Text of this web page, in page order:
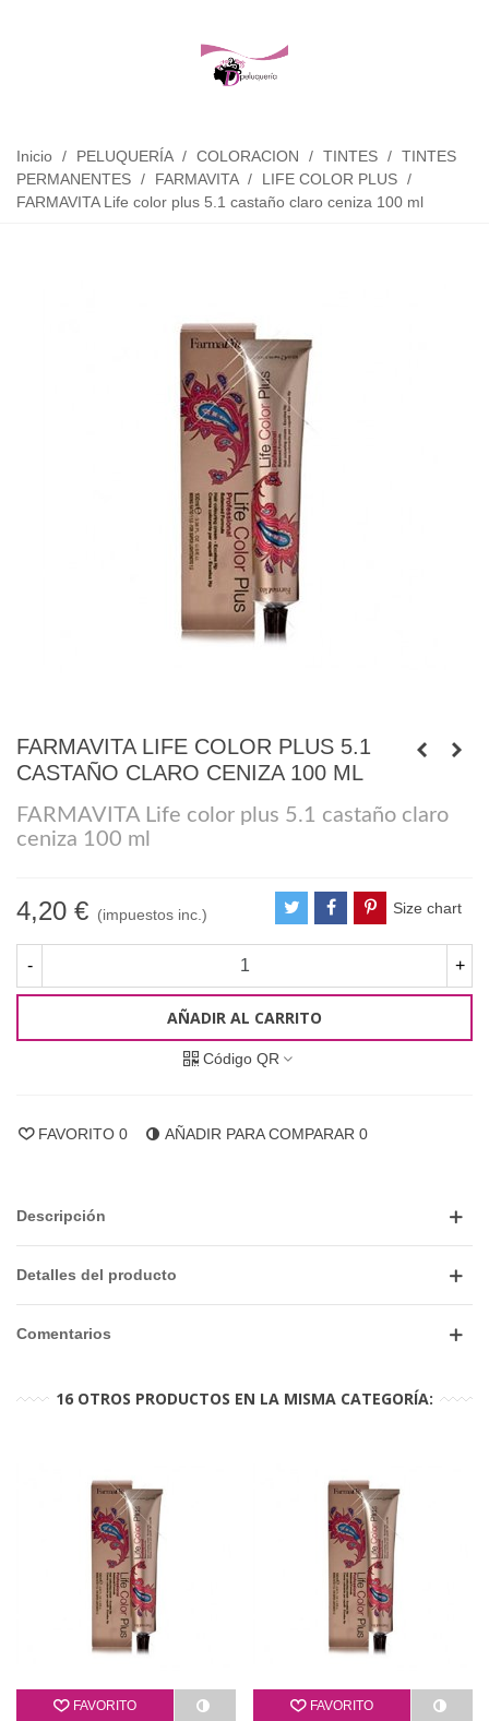
Inicio / PELUQUERÍA / COLORACION / TINTES / TINTES
PERMANENTES / FARMAVITA / LIFE COLOR PLUS /
FARMAVITA Life color plus 5.1 castaño claro ceniza 100 ml
FARMAVITA LIFE COLOR PLUS 5.1
CASTAÑO CLARO CENIZA 100 ML
FARMAVITA Life color plus 5.1 castaño claro
ceniza 100 ml
4,20 € (impuestos inc.) Size chart
- +
AÑADIR AL CARRITO
Código QR
FAVORITO 0 AÑADIR PARA COMPARAR 0
Descripción
Detalles del producto
Comentarios
16 OTROS PRODUCTOS EN LA MISMA CATEGORÍA:
FAVORITO FAVORITO